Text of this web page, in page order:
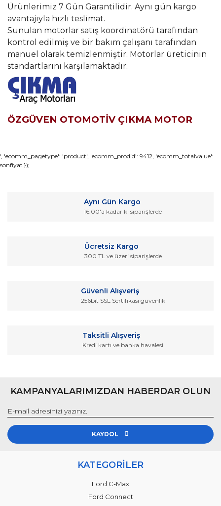
Ürünlerimiz 7 Gün Garantilidir. Aynı gün kargo
avantajıyla hızlı teslimat.
Sunulan motorlar satış koordinatörü tarafından
kontrol edilmiş ve bir bakım çalışanı tarafından
manuel olarak temizlenmiştir. Motorlar üreticinin
standartlarını karşılamaktadır.
ÖZGÜVEN OTOMOTİV ÇIKMA MOTOR
Yorum Yaz
Bu ürünün fiyat bilgisi, resim, ürün açıklamalarında ve diğer
konularda yetersiz gördüğünüz noktaları öneri formunu
Ürün resmi kalitesiz, bozuk veya görüntülenemiyor.
Ürün fiyatı diğer sitelerden daha pahalı.
', 'ecomm_pagetype': 'product', 'ecomm_prodid': 9412, 'ecomm_totalvalue':
sonfiyat });
Aynı Gün Kargo
16:00'a kadar ki siparişlerde
Ücretsiz Kargo
300 TL ve üzeri siparişlerde
Güvenli Alışveriş
256bit SSL Sertifikası güvenlik
Taksitli Alışveriş
Kredi kartı ve banka havalesi
KAMPANYALARIMIZDAN HABERDAR OLUN
KAYDOL
KATEGORİLER
Ford C-Max
Ford Connect